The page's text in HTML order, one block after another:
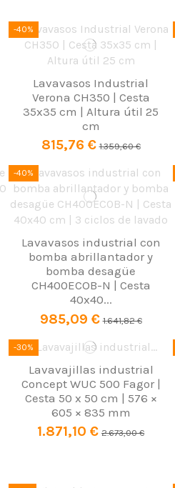
-40%
Lavavasos Industrial
Verona CH350 | Cesta
35x35 cm | Altura útil 25
cm
815,76 € 1.359,60 €
-40%
Lavavasos industrial con
bomba abrillantador y
bomba desagüe
CH400ECOB-N | Cesta
40x40...
985,09 € 1.641,82 €
-30%
Lavavajillas industrial
Concept WUC 500 Fagor |
Cesta 50 x 50 cm | 576 ×
605 × 835 mm
1.871,10 € 2.673,00 €